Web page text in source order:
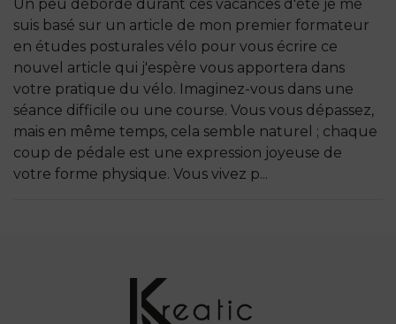
Un peu débordé durant ces vacances d'été je me
suis basé sur un article de mon premier formateur
en études posturales vélo pour vous écrire ce
nouvel article qui j'espère vous apportera dans
votre pratique du vélo. Imaginez-vous dans une
séance difficile ou une course. Vous vous dépassez,
mais en même temps, cela semble naturel ; chaque
coup de pédale est une expression joyeuse de
votre forme physique. Vous vivez p...